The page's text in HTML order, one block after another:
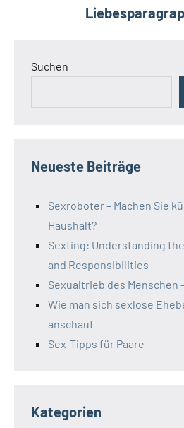
Suchen
Neueste Beiträge
Sexroboter – Machen Sie
Haushalt?
Sexting: Understanding
and Responsibilities
Sexualtrieb des Menschen
Wie man sich sexlose
anschaut
Sex-Tipps für Paare
Kategorien